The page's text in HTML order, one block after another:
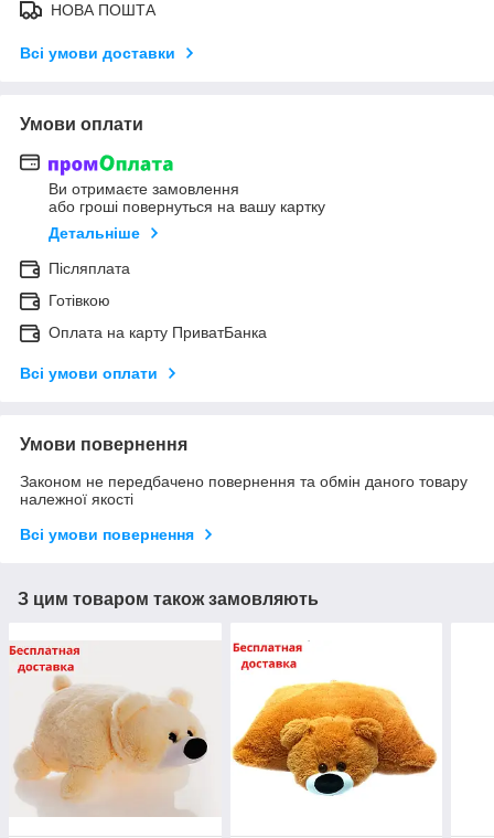
НОВА ПОШТА
Всі умови доставки
Умови оплати
Ви отримаєте замовлення
або гроші повернуться на вашу картку
Детальніше
Післяплата
Готівкою
Оплата на карту ПриватБанка
Всі умови оплати
Умови повернення
Законом не передбачено повернення та обмін даного товару
належної якості
Всі умови повернення
З цим товаром також замовляють